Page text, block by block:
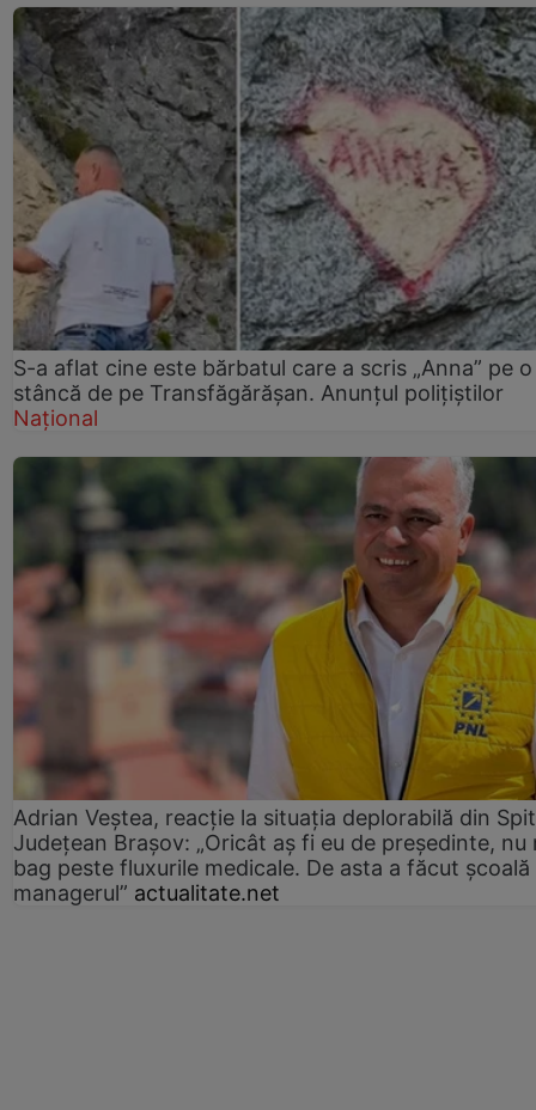
S-a aflat cine este bărbatul care a scris „Anna” pe o
stâncă de pe Transfăgărășan. Anunțul polițiștilor
Național
Adrian Veștea, reacție la situația deplorabilă din
Județean Brașov: „Oricât aș fi eu de președinte, nu
bag peste fluxurile medicale. De asta a făcut școală
managerul” actualitate.net